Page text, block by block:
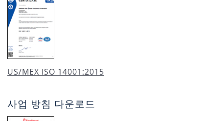
US/MEX ISO 14001:2015
사업 방침 다운로드